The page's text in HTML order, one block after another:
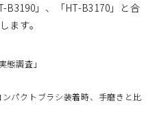
B3190」、「HT-B3170」と合
ます。
態調査」
パクトブラシ装着時、手磨きと比